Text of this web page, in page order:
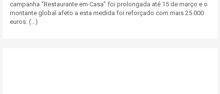
campanha “Restaurante em Casa” foi prolongada até 15 de março e o
montante global afeto a esta medida foi reforçado com mais 25.000
euros. (...)